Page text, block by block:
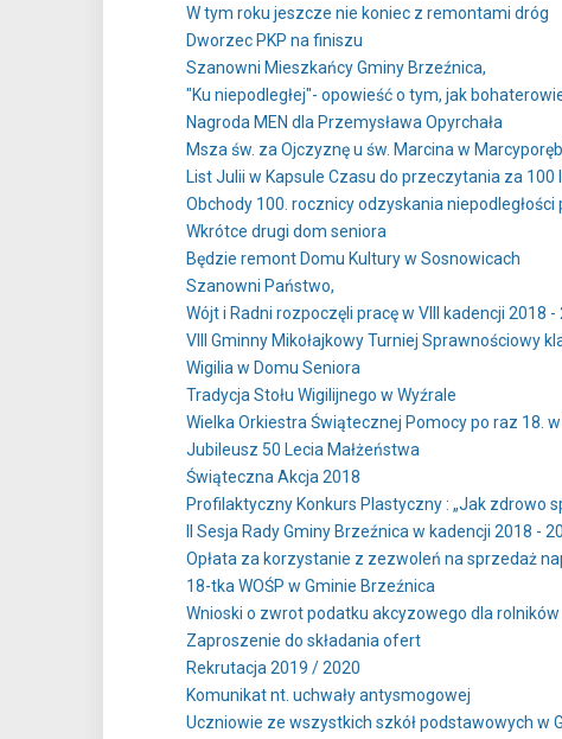
W tym roku jeszcze nie koniec z remontami dróg
Dworzec PKP na finiszu
Szanowni Mieszkańcy Gminy Brzeźnica,
"Ku niepodległej"- opowieść o tym, jak
Nagroda MEN dla Przemysława Opyrchała
Msza św. za Ojczyznę u św. Marcina w
List Julii w Kapsule Czasu do przeczytania za 100
Obchody 100. rocznicy odzyskania
Wkrótce drugi dom seniora
Będzie remont Domu Kultury w Sosnowicach
Szanowni Państwo,
Wójt i Radni rozpoczęli pracę w VIII kadencji 2018 -
VIII Gminny Mikołajkowy Turniej Sprawnościowy klas
Wigilia w Domu Seniora
Tradycja Stołu Wigilijnego w Wyźrale
Wielka Orkiestra Świątecznej Pomocy po raz 18.
Jubileusz 50 Lecia Małżeństwa
Świąteczna Akcja 2018
Profilaktyczny Konkurs Plastyczny : „Jak zdrowo
II Sesja Rady Gminy Brzeźnica w kadencji 2018 -
Opłata za korzystanie z zezwoleń na sprzedaż
18-tka WOŚP w Gminie Brzeźnica
Wnioski o zwrot podatku akcyzowego dla rolników
Zaproszenie do składania ofert
Rekrutacja 2019 / 2020
Komunikat nt. uchwały antysmogowej
Uczniowie ze wszystkich szkół podstawowych w